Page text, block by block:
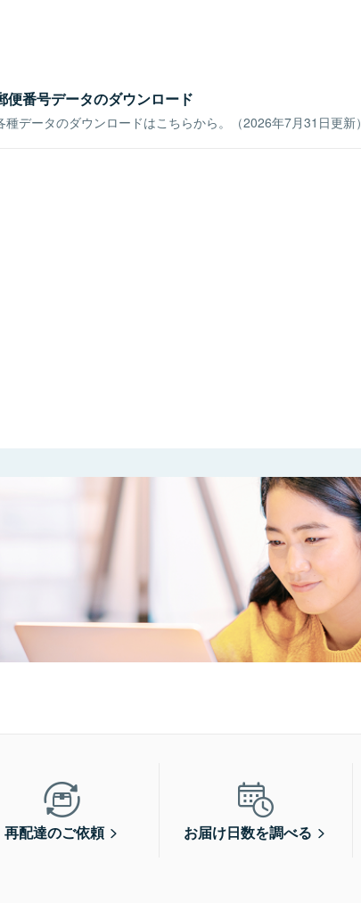
便番号データのダウンロード
種データのダウンロードはこちらから。（2026年7月31日更新）
再配達のご依頼 お届け日数を調べる